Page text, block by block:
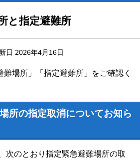
と指定避難所
日 2026年4月16日
場所」「指定避難所」をご確認く
所の指定取消についてお知ら
次のとおり指定緊急避難場所の取